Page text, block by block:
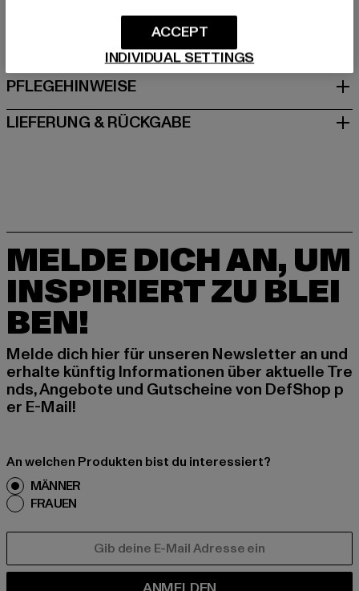
GRÖSSE & PASSFORM
PFLEGEHINWEISE
LIEFERUNG & RÜCKGABE
MELDE DICH AN, UM
INSPIRIERT ZU BLEI
BEN!
Melde dich hier für unseren Newsletter an und
erhalte künftig Informationen über aktuelle Tre
nds, Angebote und Gutscheine von DefShop p
er E-Mail!
An welchen Produkten bist du interessiert?
MÄNNER
FRAUEN
INDIVIDUAL SETTINGS
ACCEPT